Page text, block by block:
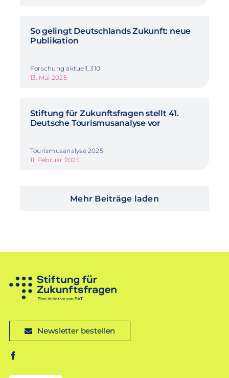
So gelingt Deutschlands Zukunft: neue
Publikation
Forschung aktuell, 310
13. Mai 2025
Stiftung für Zukunftsfragen stellt 41.
Deutsche Tourismusanalyse vor
Tourismusanalyse 2025
11. Februar 2025
Mehr Beiträge laden
Newsletter bestellen